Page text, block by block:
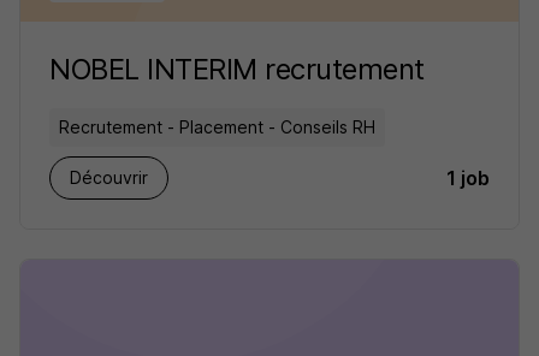
NOBEL INTERIM recrutement
Recrutement - Placement - Conseils RH
Découvrir 1 job